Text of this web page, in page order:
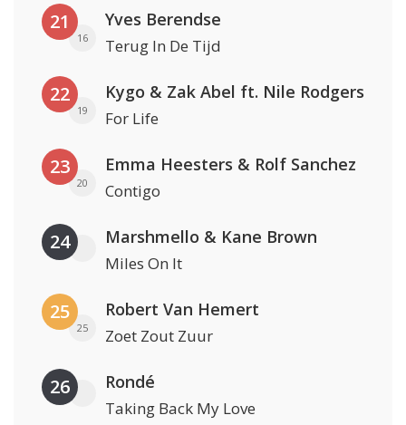
21
16
Yves Berendse
Terug In De Tijd
22
19
Kygo & Zak Abel ft. Nile Rodgers
For Life
23
20
Emma Heesters & Rolf Sanchez
Contigo
24 Marshmello & Kane Brown
Miles On It
25
25
Robert Van Hemert
Zoet Zout Zuur
26 Rondé
Taking Back My Love